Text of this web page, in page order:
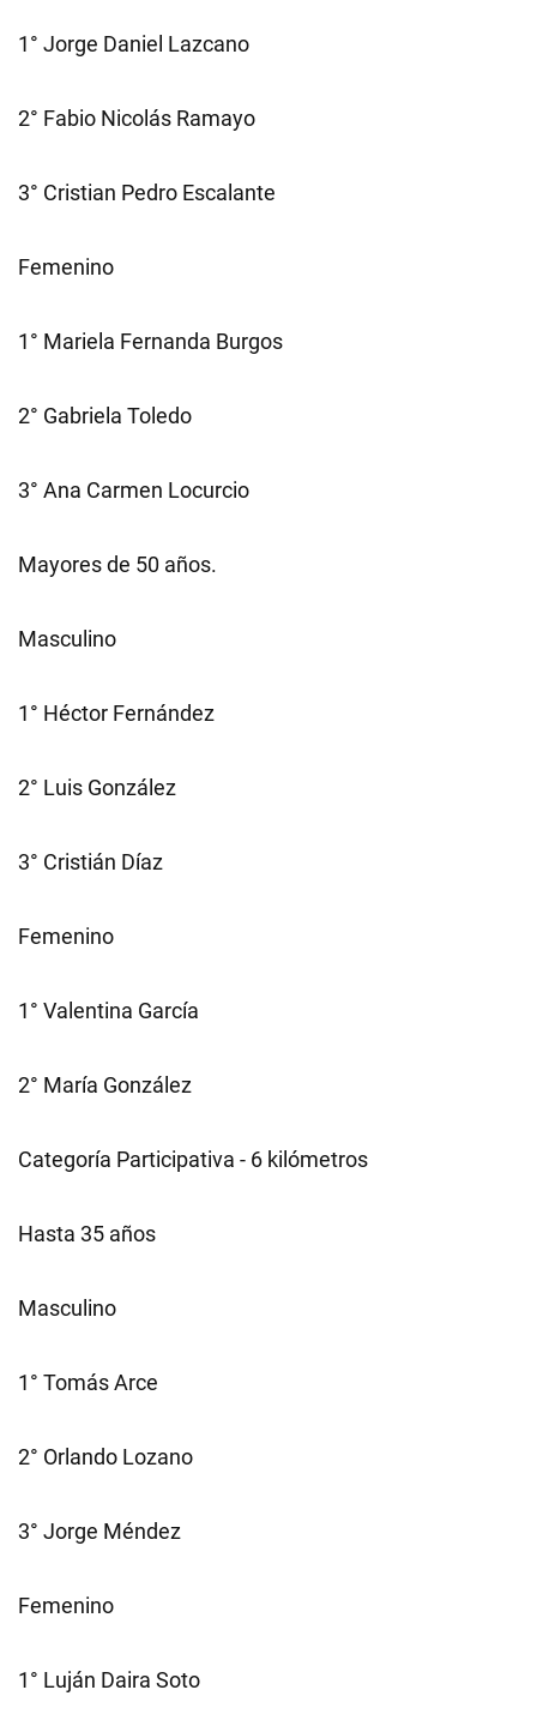
1° Jorge Daniel Lazcano
2° Fabio Nicolás Ramayo
3° Cristian Pedro Escalante
Femenino
1° Mariela Fernanda Burgos
2° Gabriela Toledo
3° Ana Carmen Locurcio
Mayores de 50 años.
Masculino
1° Héctor Fernández
2° Luis González
3° Cristián Díaz
Femenino
1° Valentina García
2° María González
Categoría Participativa - 6 kilómetros
Hasta 35 años
Masculino
1° Tomás Arce
2° Orlando Lozano
3° Jorge Méndez
Femenino
1° Luján Daira Soto